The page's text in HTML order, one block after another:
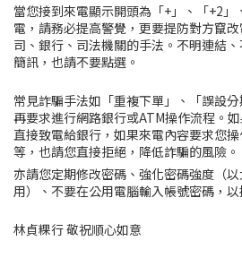
當您接到來電顯示開頭為「+」、「+2」
電，請務必提高警覺，更要提防對方竄
司、銀行、司法機關的手法。不明連結
簡訊，也請不要點選。
常見詐騙手法如「重複下單」、「誤設
再要求進行網路銀行或ATM操作流程。
直接致電給銀行，如果來電內容要求您
等，也請您直接拒絕，降低詐騙的風險。
亦請您定期修改密碼、強化密碼強度（
用）、不要在公用電腦輸入帳號密碼，以
林貞粿行敬祝順心如意